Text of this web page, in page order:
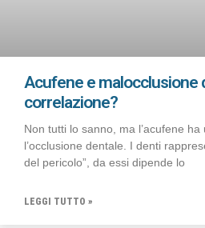
Acufene e malocclusione
correlazione?
Non tutti lo sanno, ma l’acufene
l’occlusione dentale. I denti
del pericolo”, da essi dipende lo
LEGGI TUTTO »